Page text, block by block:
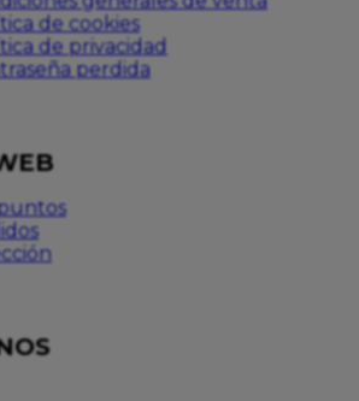
de cookies
de privacidad
perdida